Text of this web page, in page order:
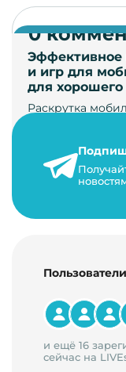
и игр для
для хорошего
Раскрутка
24 января 2021 г.
14 минут на чтение
0
и ещё 16
сейчас на